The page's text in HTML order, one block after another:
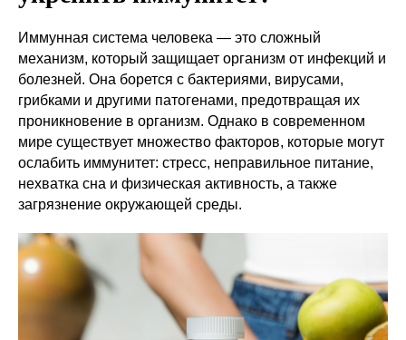
Иммунная система человека — это сложный
механизм, который защищает организм от инфекций и
болезней. Она борется с бактериями, вирусами,
грибками и другими патогенами, предотвращая их
проникновение в организм. Однако в современном
мире существует множество факторов, которые могут
ослабить иммунитет: стресс, неправильное питание,
нехватка сна и физическая активность, а также
загрязнение окружающей среды.